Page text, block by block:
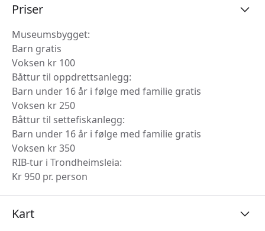
Priser
Museumsbygget:
Barn gratis
Voksen kr 100
Båttur til oppdrettsanlegg:
Barn under 16 år i følge med familie gratis
Voksen kr 250
Båttur til settefiskanlegg:
Barn under 16 år i følge med familie gratis
Voksen kr 350
RIB-tur i Trondheimsleia:
Kr 950 pr. person
Kart